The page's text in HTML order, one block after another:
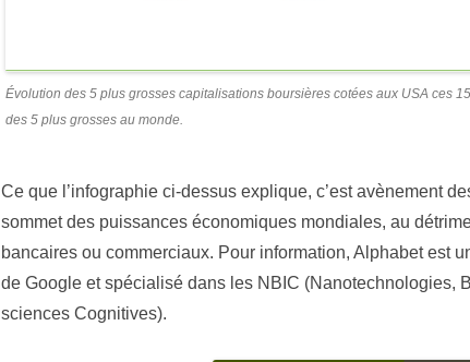
Évolution des 5 plus grosses capitalisations boursières cotées aux USA ces
des 5 plus grosses au monde.
Ce que l’infographie ci-dessus explique, c’est avènement
sommet des puissances économiques mondiales, au
bancaires ou commerciaux. Pour information, Alphabet est
de Google et spécialisé dans les NBIC (Nanotechnologies,
sciences Cognitives).